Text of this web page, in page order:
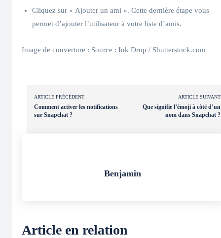
Cliquez sur « Ajouter un ami ». Cette dernière étape vous
permet d’ajouter l’utilisateur à votre liste d’amis.
Image de couverture : Source : Ink Drop / Shutterstock.com
ARTICLE PRÉCÉDENT
Comment activer les notifications
sur Snapchat ?
ARTICLE SUIVANT
Que signifie l’émoji à côté d’un
nom dans Snapchat ?
Benjamin
Article en relation